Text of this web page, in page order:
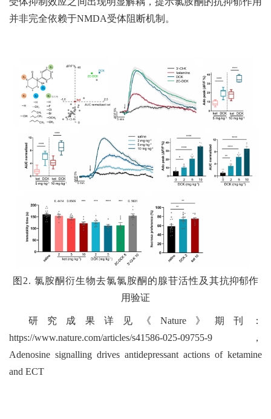
并非完全依赖于NMDA受体阻断机制。
图2. 氯胺酮衍生物去氯氯胺酮的腺苷活性及其抗抑郁作
用验证
研究成果详见《Nature》期刊：
https://www.nature.com/articles/s41586-025-09755-9，
Adenosine signalling drives antidepressant actions of ketamine
and ECT